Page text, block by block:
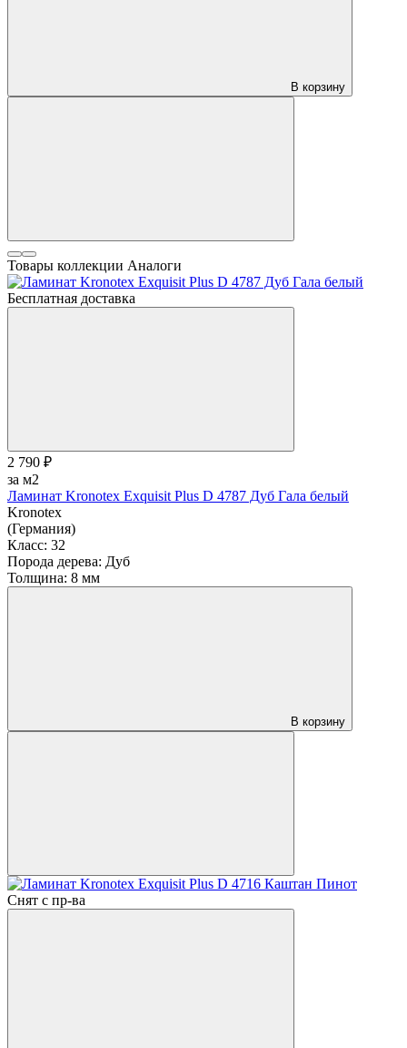
В корзину
Товары коллекции Аналоги
Бесплатная доставка
2 790 ₽
за м2
Ламинат Kronotex Exquisit Plus D 4787 Дуб Гала белый
Kronotex
(Германия)
Класс: 32
Порода дерева: Дуб
Толщина: 8 мм
В корзину
Снят с пр-ва